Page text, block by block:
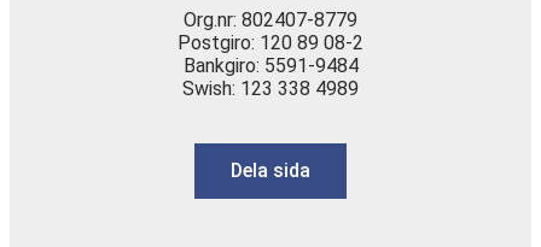
Org.nr: 802407-8779
Postgiro: 120 89 08-2
Bankgiro: 5591-9484
Swish: 123 338 4989
Dela sida